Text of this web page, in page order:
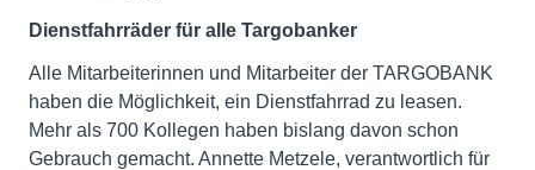
Dienstfahrräder für alle Targobanker
Alle Mitarbeiterinnen und Mitarbeiter der TARGOBANK
haben die Möglichkeit, ein Dienstfahrrad zu leasen.
Mehr als 700 Kollegen haben bislang davon schon
Gebrauch gemacht. Annette Metzele, verantwortlich für